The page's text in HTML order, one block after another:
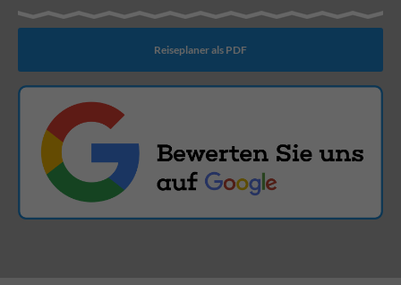
Reiseplaner als PDF